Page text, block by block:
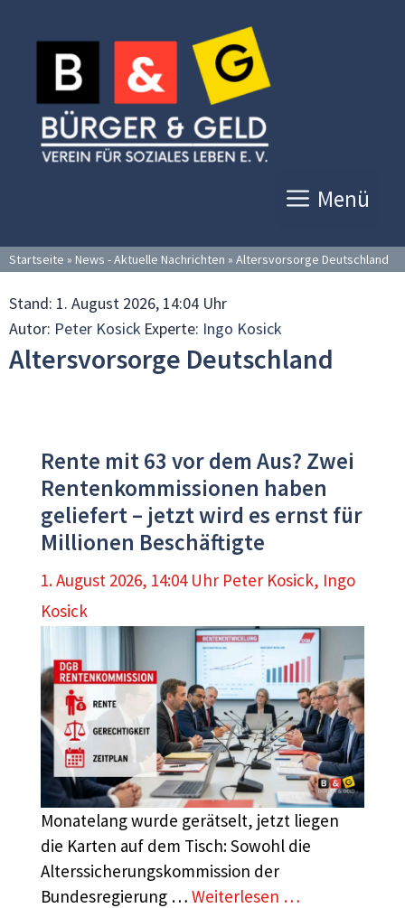
Inhalt
springen
Menü
Startseite » News - Aktuelle Nachrichten » Altersvorsorge Deutschland
Stand: 1. August 2026, 14:04 Uhr
Autor: Peter Kosick Experte: Ingo Kosick
Altersvorsorge Deutschland
Rente mit 63 vor dem Aus? Zwei
Rentenkommissionen haben
geliefert – jetzt wird es ernst für
Millionen Beschäftigte
1. August 2026, 14:04 Uhr Peter Kosick, Ingo
Kosick
Monatelang wurde gerätselt, jetzt liegen
die Karten auf dem Tisch: Sowohl die
Alterssicherungskommission der
Bundesregierung … Weiterlesen …